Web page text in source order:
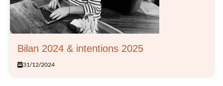
Bilan 2024 & intentions 2025
31/12/2024